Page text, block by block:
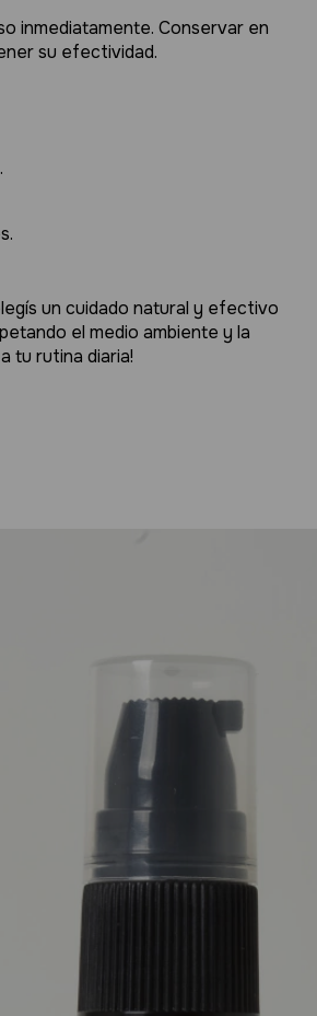
inmediatamente. Conservar en
su efectividad.
un cuidado natural y efectivo
el medio ambiente y la
tu rutina diaria!